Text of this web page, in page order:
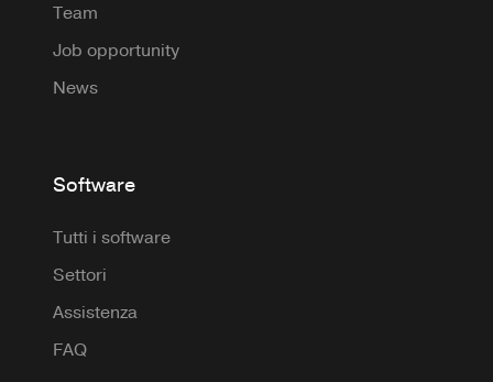
Team
Job opportunity
News
Software
Tutti i software
Settori
Assistenza
FAQ